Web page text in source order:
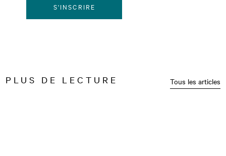
S'INSCRIRE
PLUS DE LECTURE Tous les articles